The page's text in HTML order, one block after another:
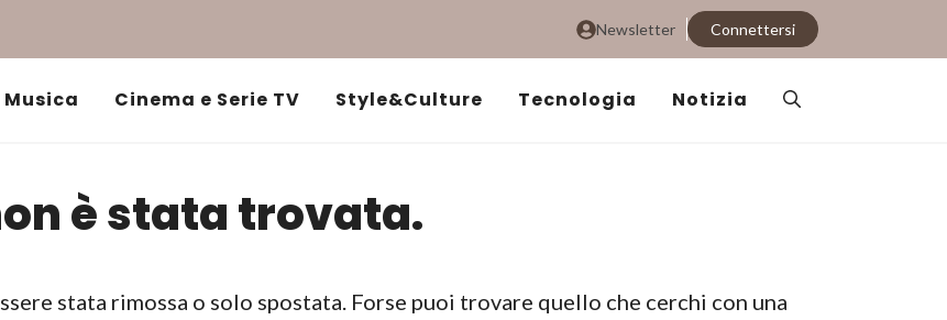
Newsletter Connettersi
Musica Cinema e Serie TV Style&Culture Tecnologia Notizia
è stata trovata.
stata rimossa o solo spostata. Forse puoi trovare quello che cerchi con una